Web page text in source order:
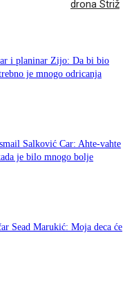
drona Striž
i planinar Zijo: Da bi bio
je mnogo odricanja
Salković Car: Ahte-vahte
je bilo mnogo bolje
Sead Marukić: Moja deca će